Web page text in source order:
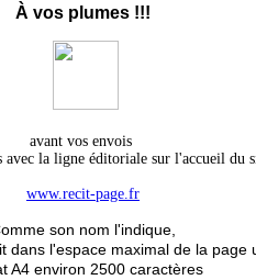
À vos plumes !!!
avant vos envois
avec la ligne éditoriale sur l'accueil du
www.recit-page.fr
son nom l'indique,
dans l'espace maximal de la page
A4 environ 2500 caractères